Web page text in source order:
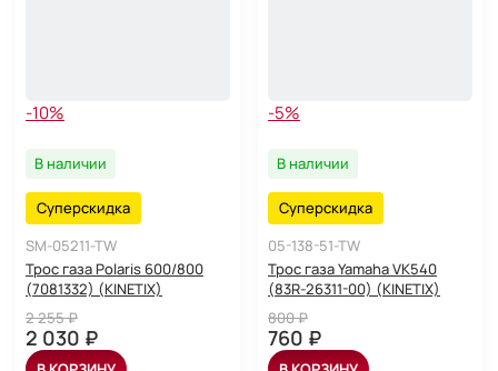
-10%
В наличии
Суперскидка
SM-05211-TW
Трос газа Polaris 600/800
(7081332) (KINETIX)
2 255 ₽
2 030 ₽
-5%
В наличии
Суперскидка
05-138-51-TW
Трос газа Yamaha VK540
(83R-26311-00) (KINETIX)
800 ₽
760 ₽